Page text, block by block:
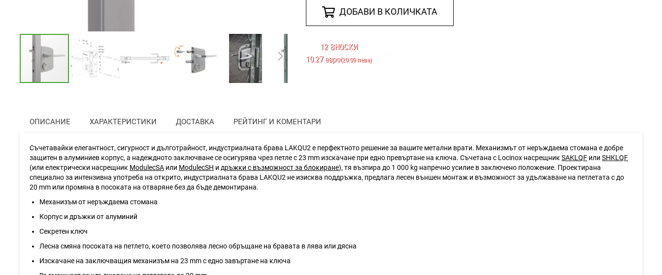
ДОБАВИ В КОЛИЧКАТА
12 ВНОСКИ
10.27 евро(20.09 лева)
снимки
ОПИСАНИЕ
Съчетавайки елегантност, сигурност и дълготрайност, индустриалната брава LAKQU2 е перфектното решение за вашите метални врати. Механизмът от неръждаема стомана е добре
защитен в алуминиев корпус, а надеждното заключване се осигурява чрез петле с 23 mm изскачане при едно превъртане на ключа. Съчетана с Locinox насрещник SAKLQF или SHKLQF
(или електрически насрещник ModulecSA или ModulecSH и дръжки с възможност за блокиране), тя възпира до 1 000 kg напречно усилие в заключено положение. Проектирана
специално за интензивна употреба на открито, индустриалната брава LAKQU2 не изисква поддръжка, предлага лесен външен монтаж и възможност за удължаване на петлетата с до
20 mm или промяна в посоката на отваряне без да бъде демонтирана.
Механизъм от неръждаема стомана
Корпус и дръжки от алуминий
Секретен ключ
Лесна смяна посоката на петлето, което позволява лесно обръщане на бравата в лява или дясна
Изскачане на заключващия механизъм на 23 mm с едно завъртане на ключа
ХАРАКТЕРИСТИКИ ДОСТАВКА РЕЙТИНГ И КОМЕНТАРИ